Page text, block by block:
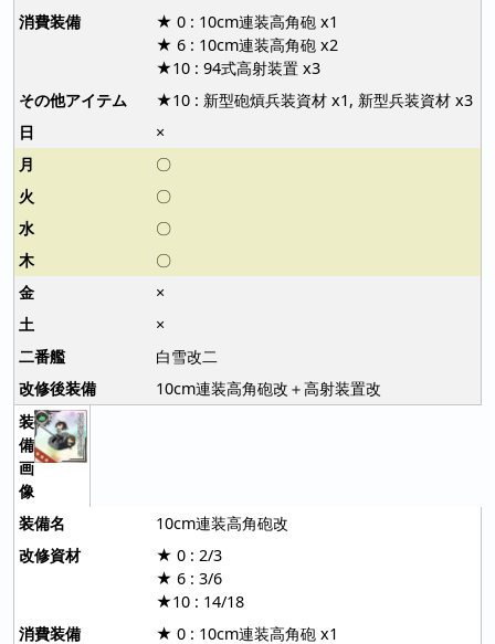
★ 0 : 10cm連装高角砲 x1
★ 6 : 10cm連装高角砲 x2
★10 : 94式高射装置 x3
★10 : 新型砲熕兵装資材 x1, 新型兵装資材 x3
×
〇
〇
〇
〇
×
×
白雪改二
10cm連装高角砲改＋高射装置改
10cm連装高角砲改
★ 0 : 2/3
★ 6 : 3/6
★10 : 14/18
★ 0 : 10cm連装高角砲 x1